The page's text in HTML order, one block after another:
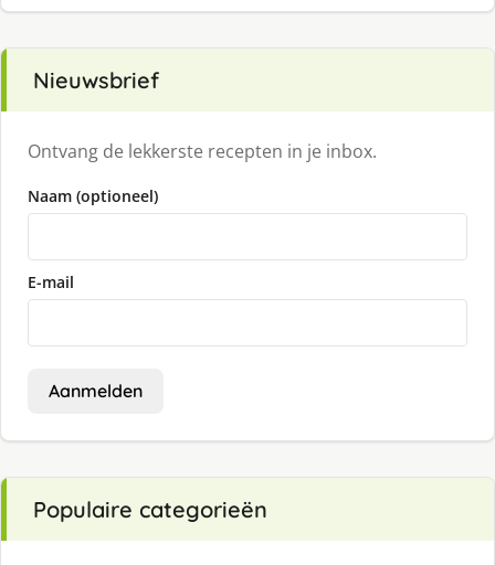
Nieuwsbrief
Ontvang de lekkerste recepten in je inbox.
Naam (optioneel)
E-mail
Aanmelden
Populaire categorieën